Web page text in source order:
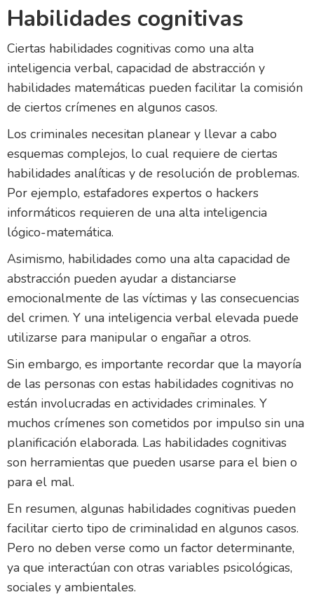
Habilidades cognitivas
Ciertas habilidades cognitivas como una alta
inteligencia verbal, capacidad de abstracción y
habilidades matemáticas pueden facilitar la comisión
de ciertos crímenes en algunos casos.
Los criminales necesitan planear y llevar a cabo
esquemas complejos, lo cual requiere de ciertas
habilidades analíticas y de resolución de problemas.
Por ejemplo, estafadores expertos o hackers
informáticos requieren de una alta inteligencia
lógico-matemática.
Asimismo, habilidades como una alta capacidad de
abstracción pueden ayudar a distanciarse
emocionalmente de las víctimas y las consecuencias
del crimen. Y una inteligencia verbal elevada puede
utilizarse para manipular o engañar a otros.
Sin embargo, es importante recordar que la mayoría
de las personas con estas habilidades cognitivas no
están involucradas en actividades criminales. Y
muchos crímenes son cometidos por impulso sin una
planificación elaborada. Las habilidades cognitivas
son herramientas que pueden usarse para el bien o
para el mal.
En resumen, algunas habilidades cognitivas pueden
facilitar cierto tipo de criminalidad en algunos casos.
Pero no deben verse como un factor determinante,
ya que interactúan con otras variables psicológicas,
sociales y ambientales.